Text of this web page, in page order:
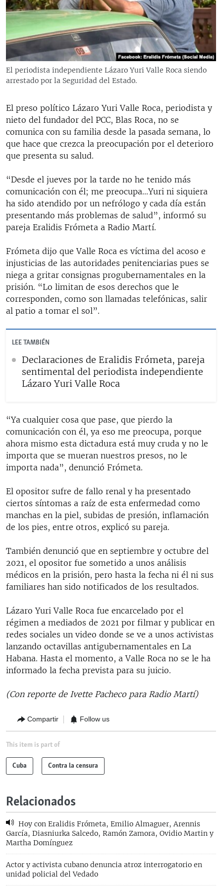
RADIO MARTÍ
ESPECIALES
ESPECIALES
LA REALIDAD DE LA VIVIENDA EN CUBA
SER VIEJO EN CUBA
LOS SANTOS DE HIALEAH
DESINFORMACIÓN RUSA EN AMÉRICA LATINA
LA INVASIÓN DE RUSIA A UCRANIA
MULTIMEDIA
EDITORIALES
El periodista independiente Lázaro Yuri Valle Roca siendo
arrestado por la Seguridad del Estado.
El preso político Lázaro Yuri Valle Roca, periodista y
nieto del fundador del PCC, Blas Roca, no se
comunica con su familia desde la pasada semana, lo
que hace que crezca la preocupación por el deterioro
que presenta su salud.
“Desde el jueves por la tarde no he tenido más
comunicación con él; me preocupa...Yuri ni siquiera
ha sido atendido por un nefrólogo y cada día están
presentando más problemas de salud”, informó su
pareja Eralidis Frómeta a Radio Martí.
Frómeta dijo que Valle Roca es víctima del acoso e
injusticias de las autoridades penitenciarias pues se
niega a gritar consignas progubernamentales en la
prisión. “Lo limitan de esos derechos que le
corresponden, como son llamadas telefónicas, salir
al patio a tomar el sol”.
LEE TAMBIÉN
Declaraciones de Eralidis Frómeta, pareja
sentimental del periodista independiente
Lázaro Yuri Valle Roca
“Ya cualquier cosa que pase, que pierdo la
comunicación con él, ya eso me preocupa, porque
ahora mismo esta dictadura está muy cruda y no le
importa que se mueran nuestros presos, no le
importa nada”, denunció Frómeta.
El opositor sufre de fallo renal y ha presentado
ciertos síntomas a raíz de esta enfermedad como
manchas en la piel, subidas de presión, inflamación
de los pies, entre otros, explicó su pareja.
También denunció que en septiembre y octubre del
2021, el opositor fue sometido a unos análisis
médicos en la prisión, pero hasta la fecha ni él ni sus
familiares han sido notificados de los resultados.
Lázaro Yuri Valle Roca fue encarcelado por el
régimen a mediados de 2021 por filmar y publicar en
redes sociales un video donde se ve a unos activistas
lanzando octavillas antigubernamentales en La
Habana. Hasta el momento, a Valle Roca no se le ha
informado la fecha prevista para su juicio.
(Con reporte de Ivette Pacheco para Radio Martí)
Compartir Follow us
This item is part of
Cuba Contra la censura
Relacionados
Hoy con Eralidis Frómeta, Emilio Almaguer, Arennis
García, Diasniurka Salcedo, Ramón Zamora, Ovidio Martin y
Martha Domínguez
Actor y activista cubano denuncia atroz interrogatorio en
unidad policial del Vedado